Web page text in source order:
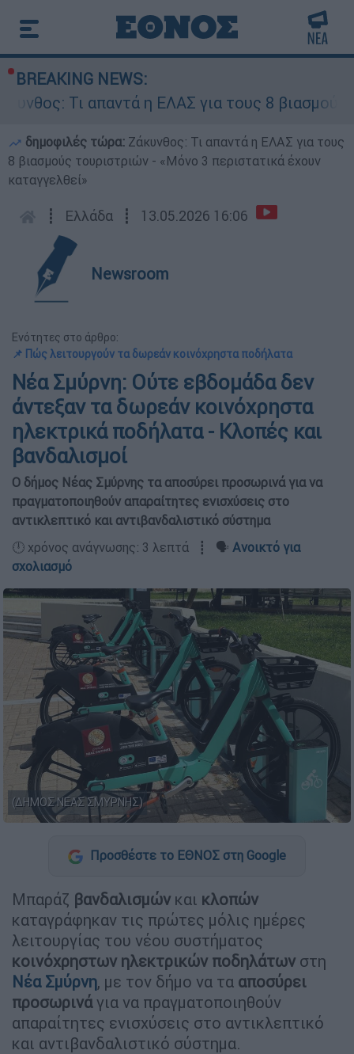
BREAKING NEWS:
Τι απαντά η ΕΛΑΣ για τους 8 βιασμούς
δημοφιλές τώρα: Ζάκυνθος: Τι απαντά η ΕΛΑΣ για τους
8 βιασμούς τουριστριών - «Μόνο 3 περιστατικά έχουν
καταγγελθεί»
┋ Ελλάδα ┋ 13.05.2026 16:06
Newsroom
Ενότητες στο άρθρο:
📌 Πώς λειτουργούν τα δωρεάν κοινόχρηστα ποδήλατα
Νέα Σμύρνη: Ούτε εβδομάδα δεν
άντεξαν τα δωρεάν κοινόχρηστα
ηλεκτρικά ποδήλατα - Κλοπές και
βανδαλισμοί
Ο δήμος Νέας Σμύρνης τα αποσύρει προσωρινά για να
πραγματοποιηθούν απαραίτητες ενισχύσεις στο
αντικλεπτικό και αντιβανδαλιστικό σύστημα
🕛 χρόνος ανάγνωσης: 3 λεπτά ┋ 🗣️ Ανοικτό για
σχολιασμό
(ΔΗΜΟΣ ΝΕΑΣ ΣΜΥΡΝΗΣ)
Προσθέστε το ΕΘΝΟΣ στη Google
Μπαράζ βανδαλισμών και κλοπών
καταγράφηκαν τις πρώτες μόλις ημέρες
λειτουργίας του νέου συστήματος
κοινόχρηστων ηλεκτρικών ποδηλάτων στη
Νέα Σμύρνη, με τον δήμο να τα αποσύρει
προσωρινάγια να πραγματοποιηθούν
απαραίτητες ενισχύσεις στο αντικλεπτικό
και αντιβανδαλιστικό σύστημα.